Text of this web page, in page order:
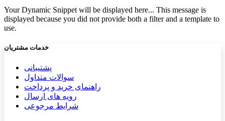
Your Dynamic Snippet will be displayed here... This message is
displayed because you did not provide both a filter and a template to
use.
خدمات مشتریان
پشتیب​​انی
سوالات متداول
راهنمای خرید و پرداخت
رویه های ارسال
شرایط مرجوعی